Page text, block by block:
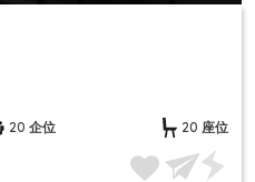
20 企位 20 座位